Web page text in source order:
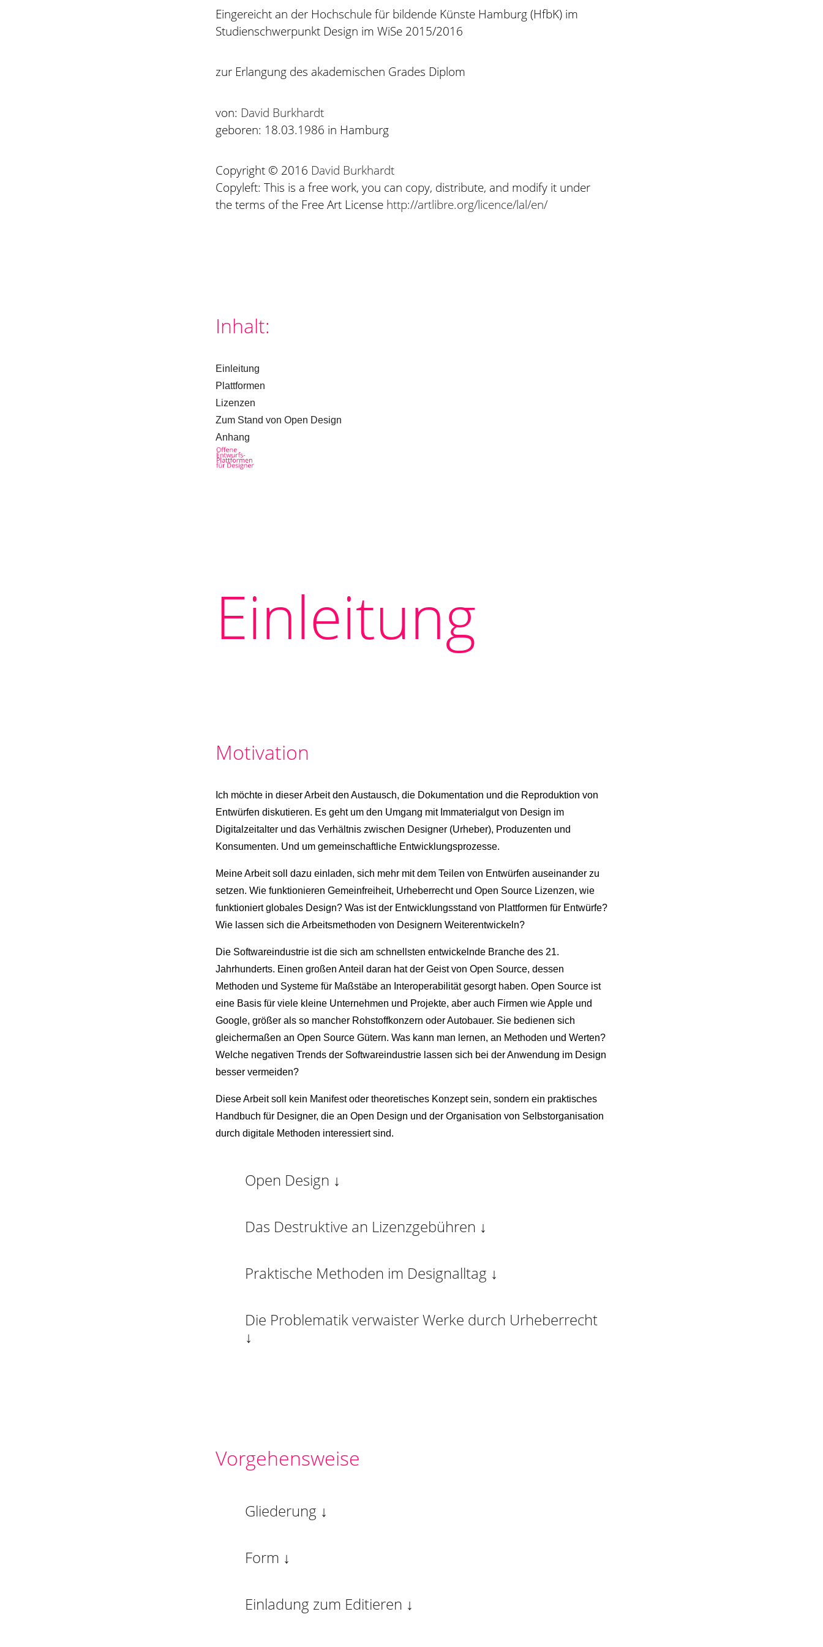
Eingereicht an der Hochschule für bildende Künste Hamburg (HfbK) im
Studienschwerpunkt Design im WiSe 2015/2016
zur Erlangung des akademischen Grades Diplom
von: David Burkhardt
geboren: 18.03.1986 in Hamburg
Copyright © 2016 David Burkhardt
Copyleft: This is a free work, you can copy, distribute, and modify it under
the terms of the Free Art License http://artlibre.org/licence/lal/en/
Inhalt:
Einleitung
Plattformen
Lizenzen
Zum Stand von Open Design
Anhang
Einleitung
Motivation
Ich möchte in dieser Arbeit den Austausch, die Dokumentation und die Reproduktion von
Entwürfen diskutieren. Es geht um den Umgang mit Immaterialgut von Design im
Digitalzeitalter und das Verhältnis zwischen Designer (Urheber), Produzenten und
Konsumenten. Und um gemeinschaftliche Entwicklungsprozesse.
Meine Arbeit soll dazu einladen, sich mehr mit dem Teilen von Entwürfen auseinander zu
setzen. Wie funktionieren Gemeinfreiheit, Urheberrecht und Open Source Lizenzen, wie
funktioniert globales Design? Was ist der Entwicklungsstand von Plattformen für Entwürfe?
Wie lassen sich die Arbeitsmethoden von Designern Weiterentwickeln?
Die Softwareindustrie ist die sich am schnellsten entwickelnde Branche des 21.
Jahrhunderts. Einen großen Anteil daran hat der Geist von Open Source, dessen
Methoden und Systeme für Maßstäbe an Interoperabilität gesorgt haben. Open Source ist
eine Basis für viele kleine Unternehmen und Projekte, aber auch Firmen wie Apple und
Google, größer als so mancher Rohstoffkonzern oder Autobauer. Sie bedienen sich
gleichermaßen an Open Source Gütern. Was kann man lernen, an Methoden und Werten?
Welche negativen Trends der Softwareindustrie lassen sich bei der Anwendung im Design
besser vermeiden?
Diese Arbeit soll kein Manifest oder theoretisches Konzept sein, sondern ein praktisches
Handbuch für Designer, die an Open Design und der Organisation von Selbstorganisation
durch digitale Methoden interessiert sind.
Open Design ↓
Das Destruktive an Lizenzgebühren ↓
Praktische Methoden im Designalltag ↓
Die Problematik verwaister Werke durch Urheberrecht
↓
Vorgehensweise
Gliederung ↓
Form ↓
Einladung zum Editieren ↓